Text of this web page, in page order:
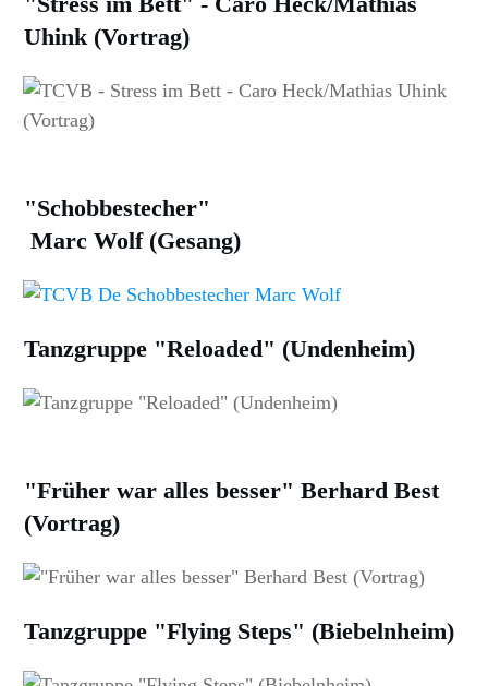
Uhink (Vortrag)
"Schobbestecher"
Marc Wolf (Gesang)
Tanzgruppe "Reloaded" (Undenheim)
"Früher war alles besser" Berhard Best
(Vortrag)
Tanzgruppe "Flying Steps" (Biebelnheim)